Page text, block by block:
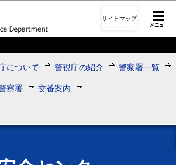
のページの本文へ移動
サイトマップ
について 警視庁の紹介 警察署一覧
察署 交番案内